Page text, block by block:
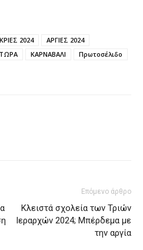
2024
ΑΡΓΙΕΣ 2024
ΤΩΡΑ ΚΑΡΝΑΒΑΛΙ
Πρωτοσέλιδο
Επόμενο άρθρο
Κλειστά σχολεία των Τριών
Ιεραρχών 2024; Μπέρδεμα με
την αργία